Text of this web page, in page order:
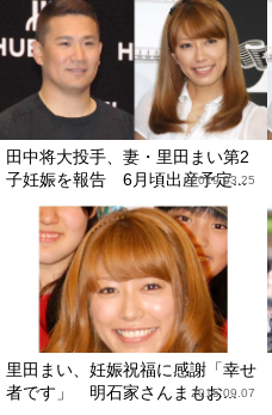
田中将大投手、妻・里田まい第2
子妊娠を報告 6月頃出産予定...
2019.03.25
里田まい、妊娠祝福に感謝「幸せ
者です」 明石家さんまもお...
2015.09.07